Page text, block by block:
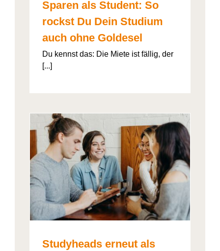
Sparen als Student: So
rockst Du Dein Studium
auch ohne Goldesel
Du kennst das: Die Miete ist fällig, der
[...]
Studyheads erneut als